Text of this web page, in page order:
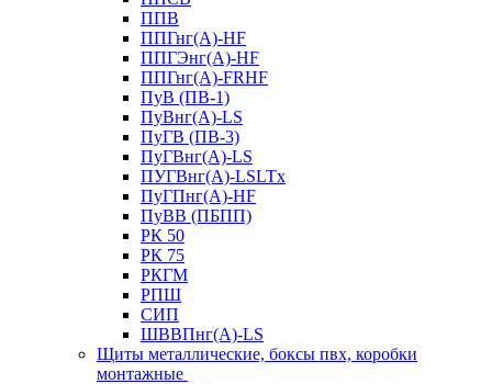
ППВ
ППГнг(А)-HF
ППГЭнг(А)-HF
ППГнг(А)-FRHF
ПуВ (ПВ-1)
ПуВнг(А)-LS
ПуГВ (ПВ-3)
ПуГВнг(А)-LS
ПУГВнг(А)-LSLTx
ПуГПнг(А)-HF
ПуВВ (ПБПП)
РК 50
РК 75
РКГМ
РПШ
СИП
ШВВПнг(А)-LS
Щиты металлические, боксы пвх, коробки
монтажные